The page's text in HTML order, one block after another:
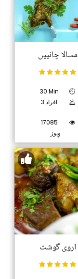
مسالا چانپیں
30 Min
3 افراد
17085
وِیوز
اروی گوشت